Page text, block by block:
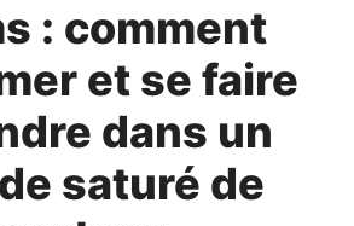
: comment
et se faire
dans un
saturé de